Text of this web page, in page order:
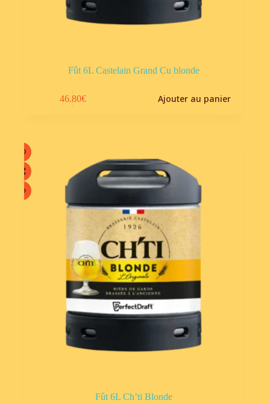
Fût 6L Castelain Grand Cu blonde
46.80€ Ajouter au panier
Fût 6L Ch’ti Blonde